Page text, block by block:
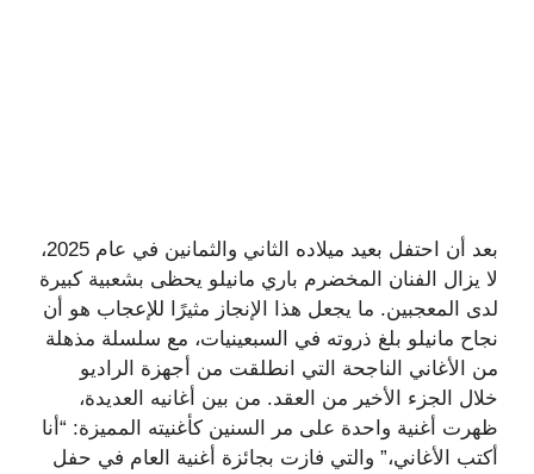
بعد أن احتفل بعيد ميلاده الثاني والثمانين في عام 2025،
لا يزال الفنان المخضرم باري مانيلو يحظى بشعبية كبيرة
لدى المعجبين. ما يجعل هذا الإنجاز مثيرًا للإعجاب هو أن
نجاح مانيلو بلغ ذروته في السبعينيات، مع سلسلة مذهلة
من الأغاني الناجحة التي انطلقت من أجهزة الراديو
خلال الجزء الأخير من العقد. من بين أغانيه العديدة،
ظهرت أغنية واحدة على مر السنين كأغنيته المميزة: “أنا
أكتب الأغاني،” والتي فازت بجائزة أغنية العام في حفل